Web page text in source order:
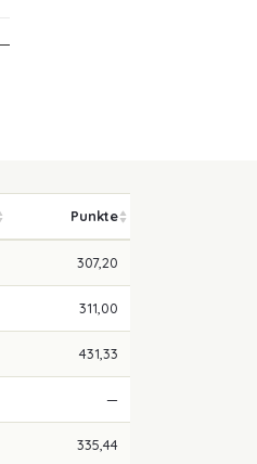
Punkte
307,20
311,00
431,33
—
335,44